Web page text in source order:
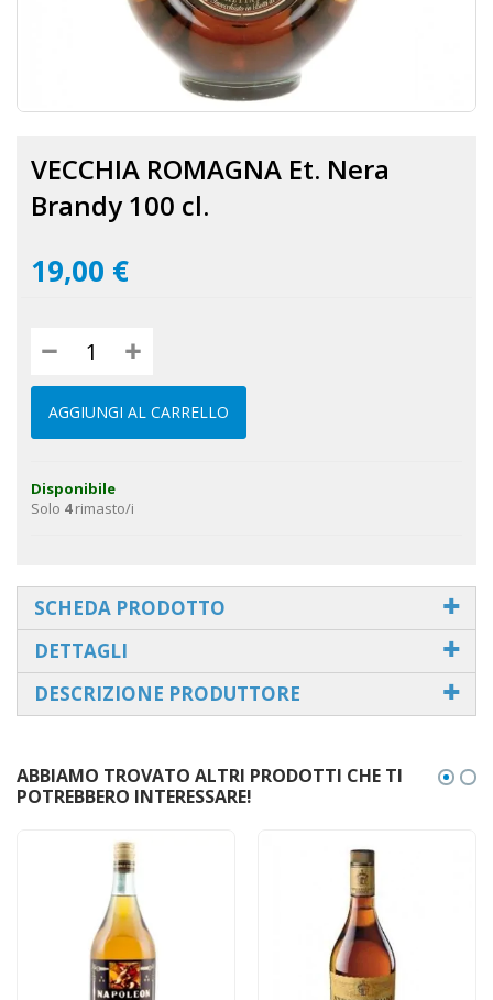
della
galleria
immagini
VECCHIA ROMAGNA Et. Nera
Brandy 100 cl.
19,00 €
AGGIUNGI AL CARRELLO
Disponibile
Solo 4rimasto/i
SCHEDA PRODOTTO
DETTAGLI
DESCRIZIONE PRODUTTORE
ABBIAMO TROVATO ALTRI PRODOTTI CHE TI
POTREBBERO INTERESSARE!